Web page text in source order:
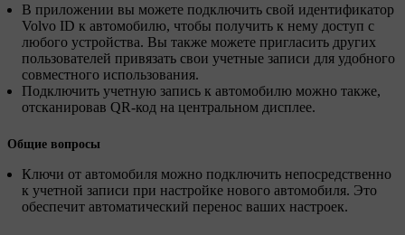
В приложении вы можете подключить свой идентификатор
Volvo ID к автомобилю, чтобы получить к нему доступ с
любого устройства. Вы также можете пригласить других
пользователей привязать свои учетные записи для удобного
совместного использования.
Подключить учетную запись к автомобилю можно также,
отсканировав QR-код на центральном дисплее.
Общие вопросы
Ключи от автомобиля можно подключить непосредственно
к учетной записи при настройке нового автомобиля. Это
обеспечит автоматический перенос ваших настроек.